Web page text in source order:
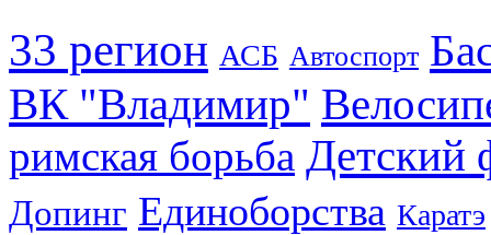
33 регион АСБ Автоспорт
ВК "Владимир"
римская борьба Детский
Допинг Единоборства Каратэ